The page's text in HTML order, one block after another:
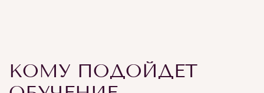
КОМУ ПОДОЙДЕТ